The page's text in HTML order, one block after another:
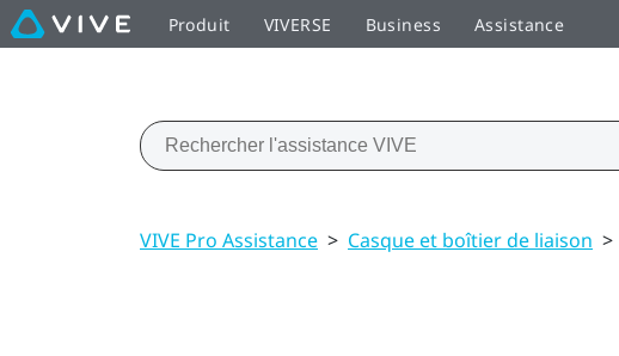
Produit VIVERSE Business Assistance
VIVE Pro Assistance > Casque et boîtier de liaison >